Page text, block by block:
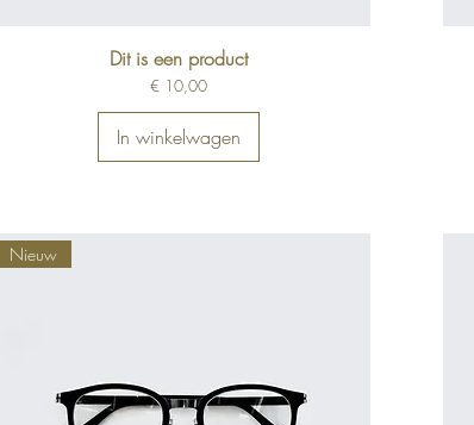
Dit is een product
Prijs
€ 10,00
In winkelwagen
Nieuw